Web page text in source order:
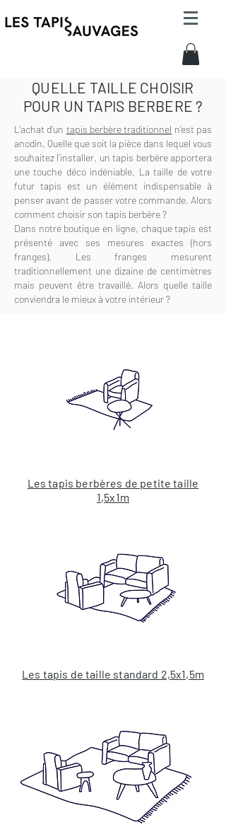
QUELLE TAILLE CHOISIR
POUR UN TAPIS BERBERE ?
L’achat d’un tapis berbère traditionnel n’est pas
anodin. Quelle que soit la pièce dans lequel vous
souhaitez l’installer, un tapis berbère apportera
une touche déco indéniable. La taille de votre
futur tapis est un élément indispensable à
penser avant de passer votre commande. Alors
comment choisir son tapis berbère ?
Dans notre boutique en ligne, chaque tapis est
présenté avec ses mesures exactes (hors
franges). Les franges mesurent
traditionnellement une dizaine de centimètres
mais peuvent être travaillé. Alors quelle taille
conviendra le mieux à votre intérieur ?
Les tapis berbères de petite taille
1,5x1m
Les tapis de taille standard 2,5x1,5m